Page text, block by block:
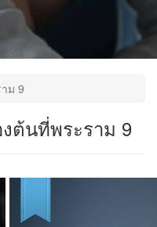
ม 9
ต้นที่พระราม 9